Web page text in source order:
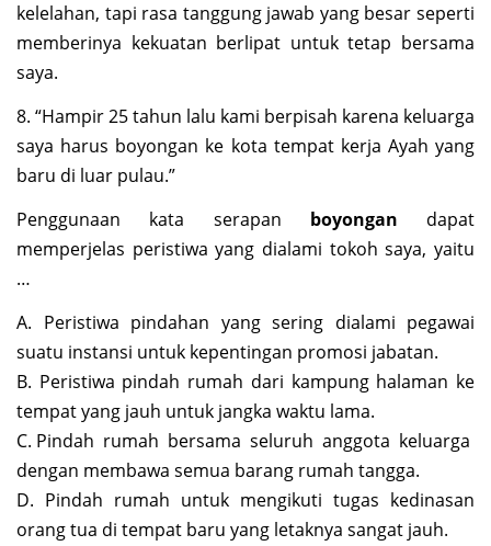
kelelahan, tapi rasa tanggung jawab yang besar seperti
memberinya kekuatan berlipat untuk tetap bersama
saya.
8. “Hampir 25 tahun lalu kami berpisah karena keluarga
saya harus boyongan ke kota tempat kerja Ayah yang
baru di luar pulau.”
Penggunaan kata serapan boyongan dapat
memperjelas peristiwa yang dialami tokoh saya, yaitu
…
A. Peristiwa pindahan yang sering dialami pegawai
suatu instansi untuk kepentingan promosi jabatan.
B. Peristiwa pindah rumah dari kampung halaman ke
tempat yang jauh untuk jangka waktu lama.
C. Pindah rumah bersama seluruh anggota keluarga
dengan membawa semua barang rumah tangga.
D. Pindah rumah untuk mengikuti tugas kedinasan
orang tua di tempat baru yang letaknya sangat jauh.